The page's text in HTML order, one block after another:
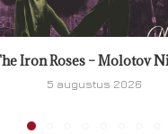
Iron Roses – Molotov
5 augustus 2026